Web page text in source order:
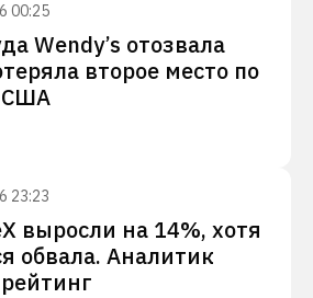
00:25
Wendy’s отозвала
второе место по
США
23:23
выросли на 14%, хотя
обвала. Аналитик